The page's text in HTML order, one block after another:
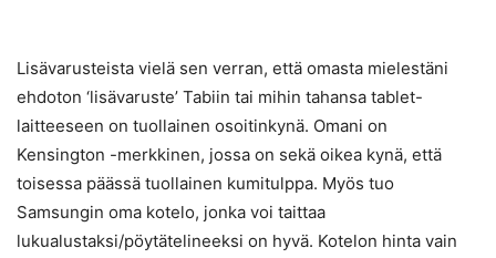
Lisävarusteista vielä sen verran, että omasta mielestäni
ehdoton ‘lisävaruste’ Tabiin tai mihin tahansa tablet-
laitteeseen on tuollainen osoitinkynä. Omani on
Kensington -merkkinen, jossa on sekä oikea kynä, että
toisessa päässä tuollainen kumitulppa. Myös tuo
Samsungin oma kotelo, jonka voi taittaa
lukualustaksi/pöytätelineeksi on hyvä. Kotelon hinta vain